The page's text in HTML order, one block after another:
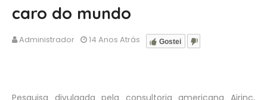
caro do mundo
Administrador Gostei
14 Anos Atrás
Pesquisa divulgada pela consultoria americana Airinc,